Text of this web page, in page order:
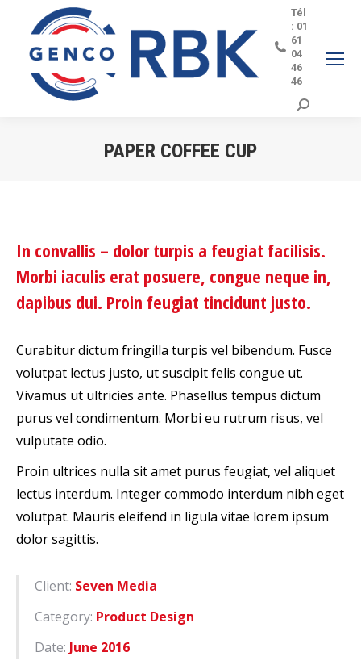
Tél
: 01
61
04
46
46
Search:
PAPER COFFEE CUP
In convallis – dolor turpis a feugiat facilisis.
Morbi iaculis erat posuere, congue neque in,
dapibus dui. Proin feugiat tincidunt justo.
Curabitur dictum fringilla turpis vel bibendum. Fusce
volutpat lectus justo, ut suscipit felis congue ut.
Vivamus ut ultricies ante. Phasellus tempus dictum
purus vel condimentum. Morbi eu rutrum risus, vel
vulputate odio.
Proin ultrices nulla sit amet purus feugiat, vel aliquet
lectus interdum. Integer commodo interdum nibh eget
volutpat. Mauris eleifend in ligula vitae lorem ipsum
dolor sagittis.
Client: Seven Media
Category: Product Design
Date: June 2016